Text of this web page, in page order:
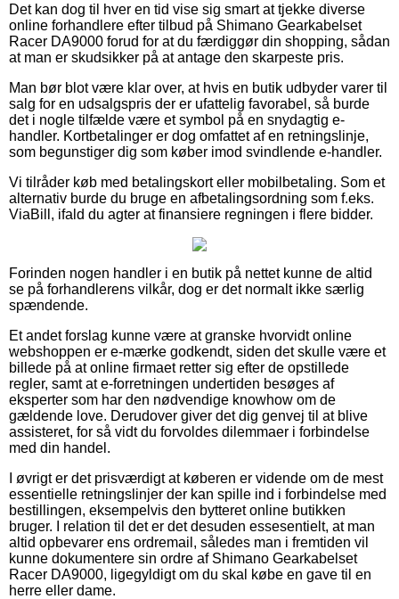
Det kan dog til hver en tid vise sig smart at tjekke diverse
online forhandlere efter tilbud på Shimano Gearkabelset
Racer DA9000 forud for at du færdiggør din shopping, sådan
at man er skudsikker på at antage den skarpeste pris.
Man bør blot være klar over, at hvis en butik udbyder varer til
salg for en udsalgspris der er ufattelig favorabel, så burde
det i nogle tilfælde være et symbol på en snydagtig e-
handler. Kortbetalinger er dog omfattet af en retningslinje,
som begunstiger dig som køber imod svindlende e-handler.
Vi tilråder køb med betalingskort eller mobilbetaling. Som et
alternativ burde du bruge en afbetalingsordning som f.eks.
ViaBill, ifald du agter at finansiere regningen i flere bidder.
Forinden nogen handler i en butik på nettet kunne de altid
se på forhandlerens vilkår, dog er det normalt ikke særlig
spændende.
Et andet forslag kunne være at granske hvorvidt online
webshoppen er e-mærke godkendt, siden det skulle være et
billede på at online firmaet retter sig efter de opstillede
regler, samt at e-forretningen undertiden besøges af
eksperter som har den nødvendige knowhow om de
gældende love. Derudover giver det dig genvej til at blive
assisteret, for så vidt du forvoldes dilemmaer i forbindelse
med din handel.
I øvrigt er det prisværdigt at køberen er vidende om de mest
essentielle retningslinjer der kan spille ind i forbindelse med
bestillingen, eksempelvis den bytteret online butikken
bruger. I relation til det er det desuden essesentielt, at man
altid opbevarer ens ordremail, således man i fremtiden vil
kunne dokumentere sin ordre af Shimano Gearkabelset
Racer DA9000, ligegyldigt om du skal købe en gave til en
herre eller dame.